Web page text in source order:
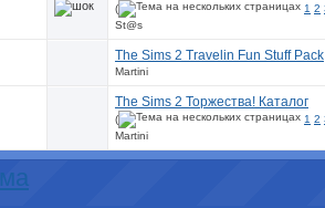
( 1 2
St@s
The Sims 2 Travelin Fun Stuff Pack
Martini
The Sims 2 Торжества! Каталог
( 1 2
Martini